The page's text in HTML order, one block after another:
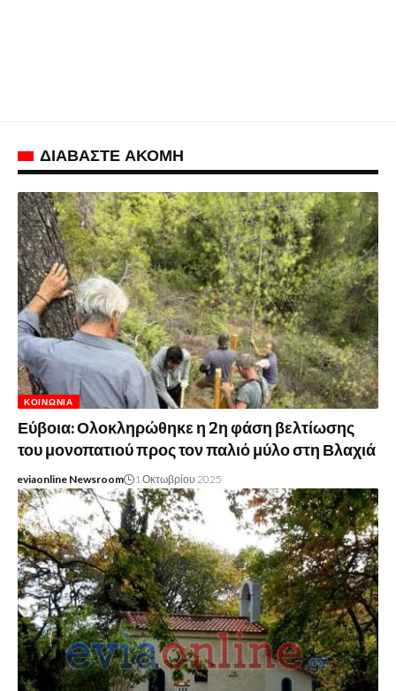
ΔΙΑΒΑΣΤΕ ΑΚΟΜΗ
ΚΟΙΝΩΝΊΑ
Εύβοια: Ολοκληρώθηκε η 2η φάση βελτίωσης
του μονοπατιού προς τον παλιό μύλο στη Βλαχιά
eviaonline Newsroom 1 Οκτωβρίου 2025